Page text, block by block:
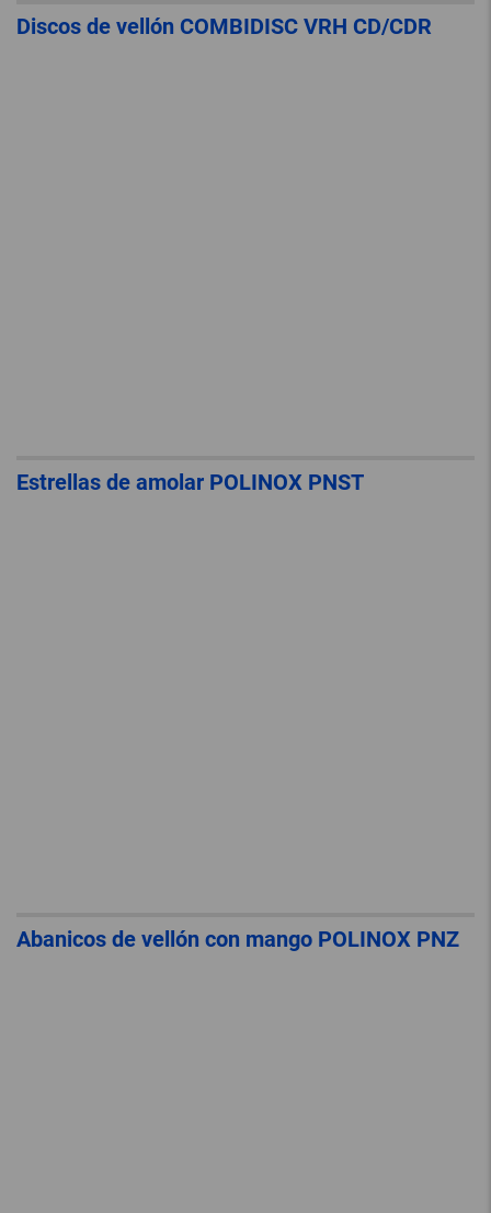
Discos de vellón COMBIDISC VRH CD/CDR
Estrellas de amolar POLINOX PNST
Abanicos de vellón con mango POLINOX PNZ